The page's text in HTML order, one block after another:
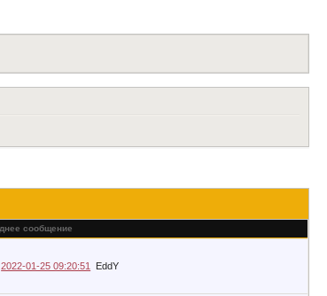
сообщение
2022-01-25 09:20:51 EddY